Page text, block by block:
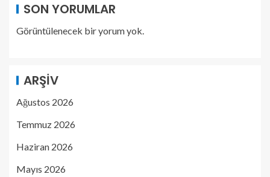
SON YORUMLAR
Görüntülenecek bir yorum yok.
ARŞIV
Ağustos 2026
Temmuz 2026
Haziran 2026
Mayıs 2026